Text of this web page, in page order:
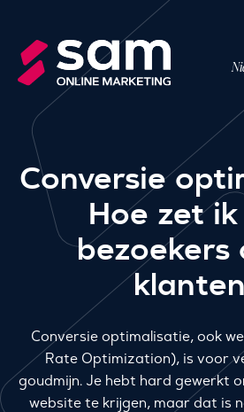
Conversie
Hoe zet
bezoekers
Conversie optimalisatie, ook
Rate Optimization), is voor
goudmijn. Je hebt hard gewerkt
website te krijgen, maar dat is